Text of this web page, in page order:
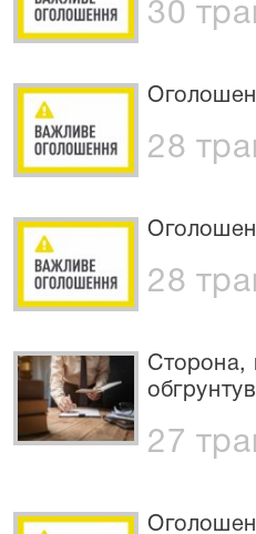
30
28
28
Сторона,
27